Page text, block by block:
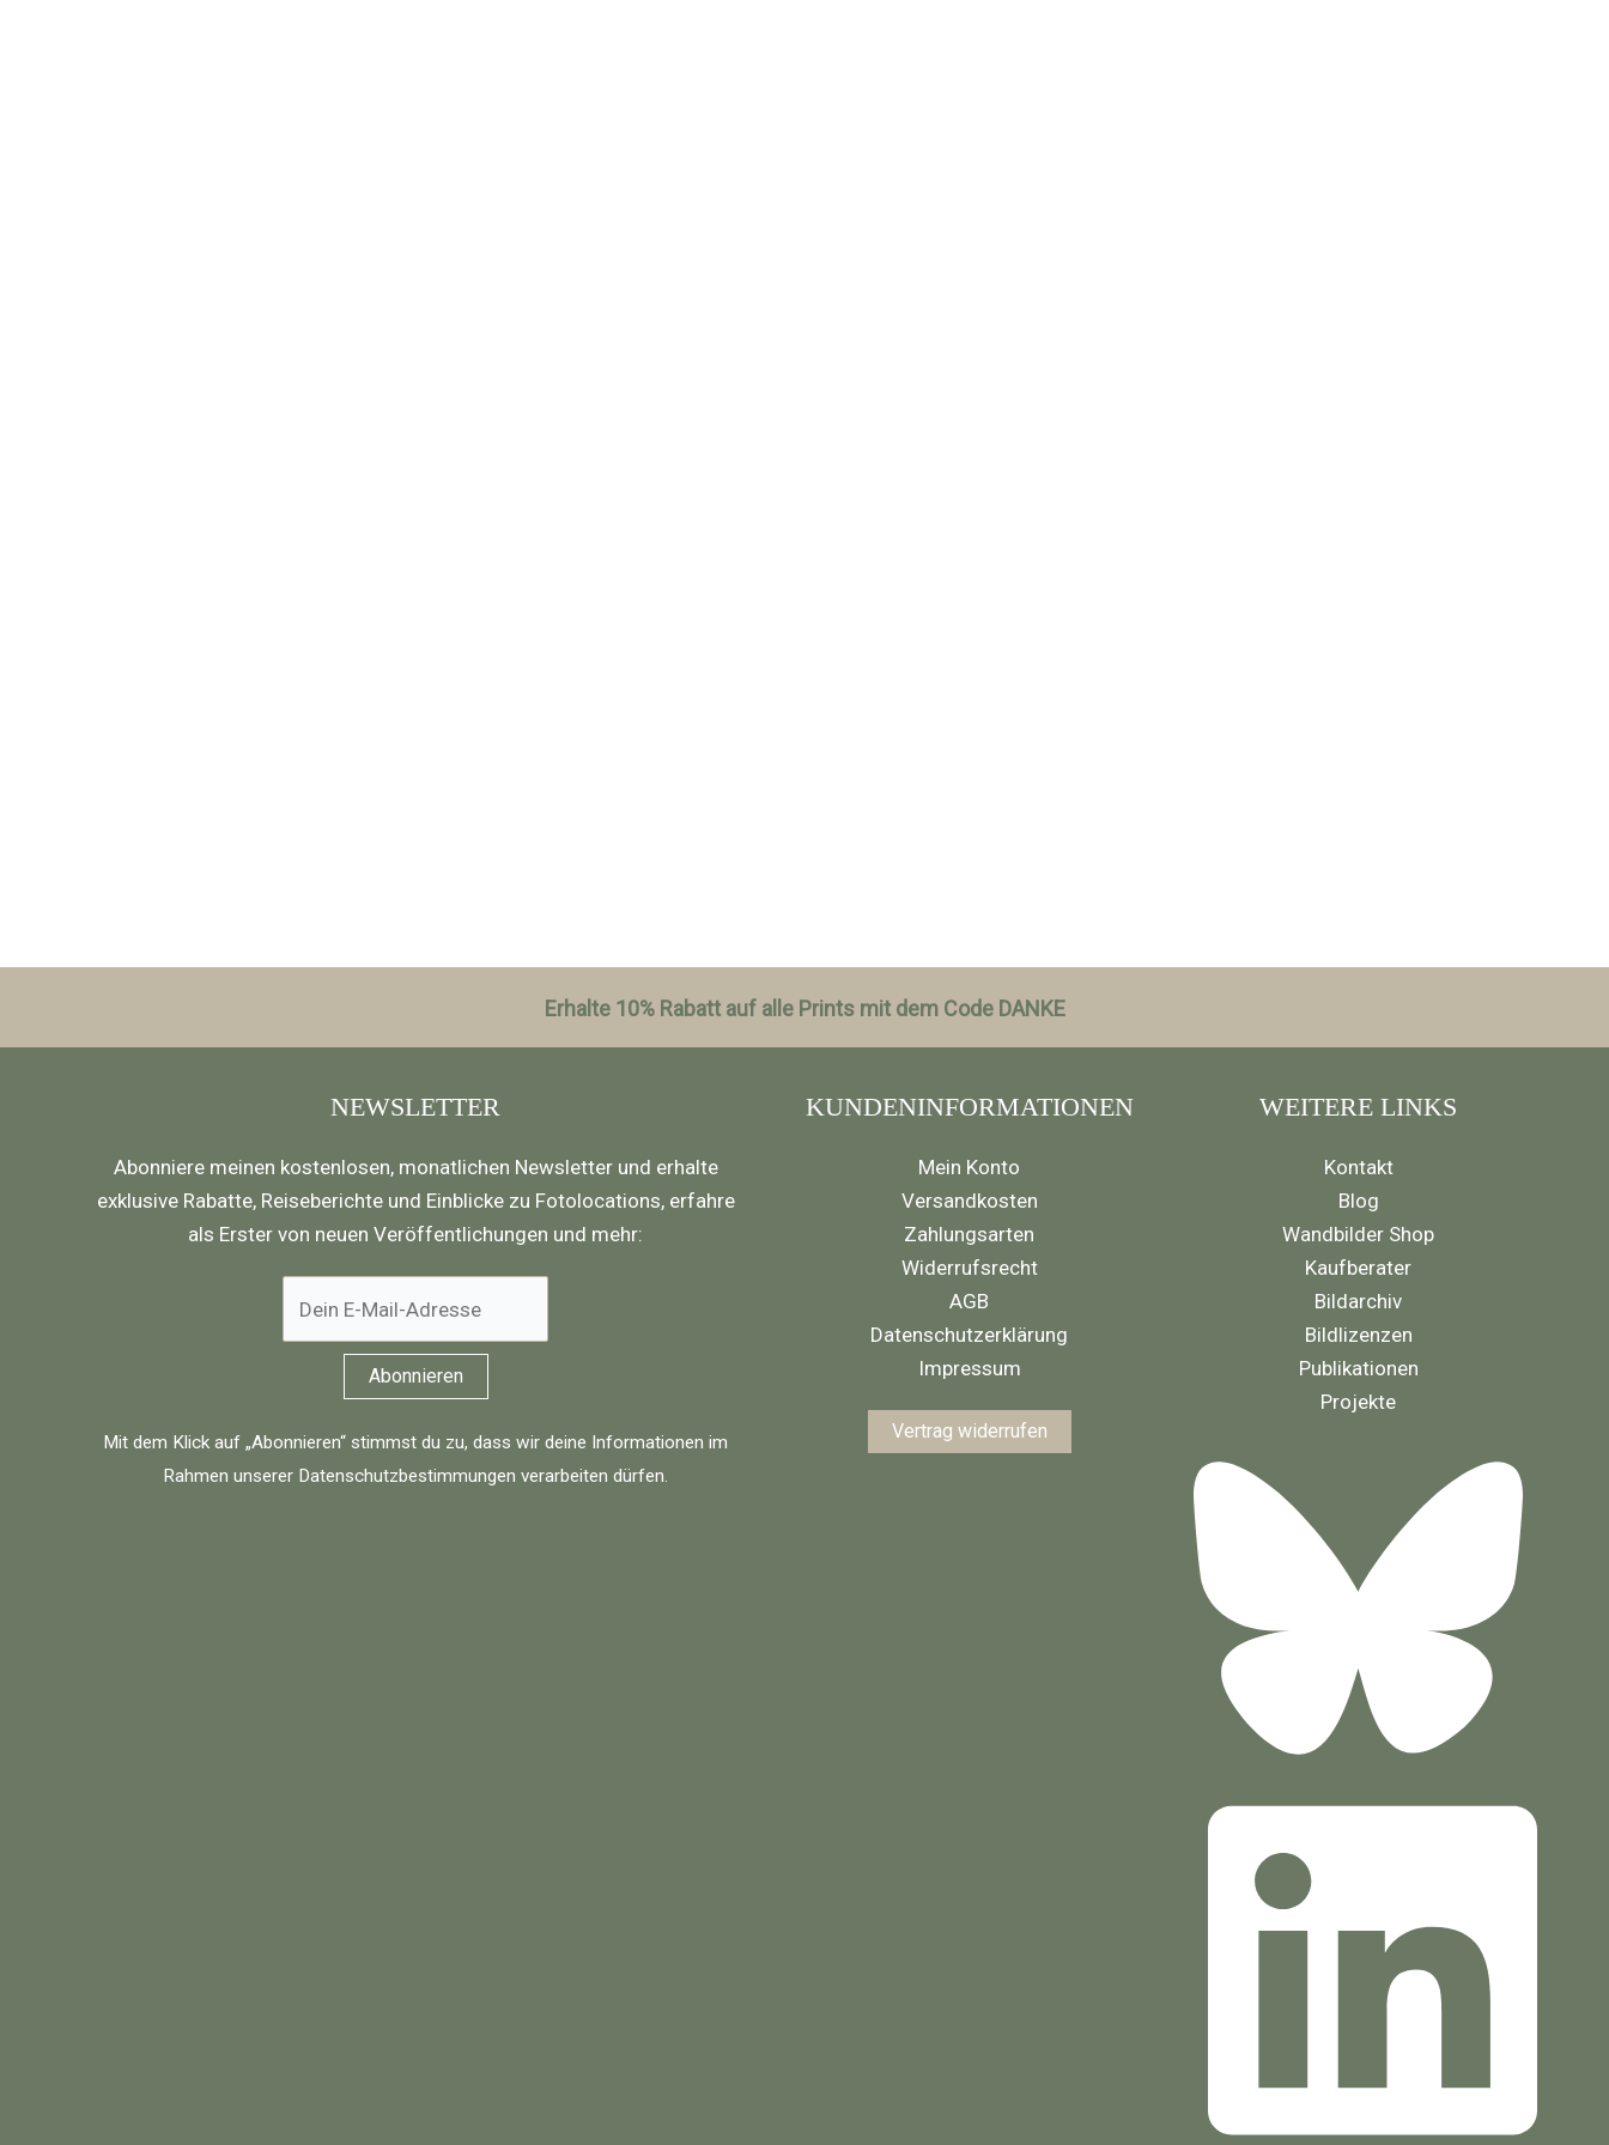
Erhalte 10% Rabatt auf alle Prints mit dem Code DANKE
NEWSLETTER
Abonniere meinen kostenlosen, monatlichen Newsletter und erhalte
exklusive Rabatte, Reiseberichte und Einblicke zu Fotolocations, erfahre
als Erster von neuen Veröffentlichungen und mehr:
Mit dem Klick auf „Abonnieren“ stimmst du zu, dass wir deine Informationen im
Rahmen unserer Datenschutzbestimmungen verarbeiten dürfen.
KUNDENINFORMATIONEN
Mein Konto
Versandkosten
Zahlungsarten
Widerrufsrecht
AGB
Datenschutzerklärung
Impressum
Vertrag widerrufen
WEITERE LINKS
Kontakt
Blog
Wandbilder Shop
Kaufberater
Bildarchiv
Bildlizenzen
Publikationen
Projekte